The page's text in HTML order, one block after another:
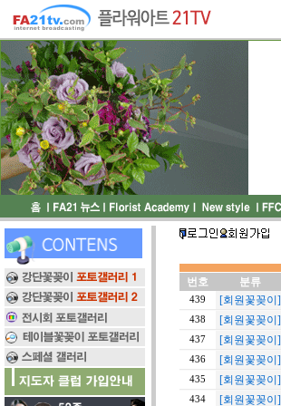
번호 분류
439 [회원꽃꽂이]
438 [회원꽃꽂이]
437 [회원꽃꽂이]
436 [회원꽃꽂이]
435 [회원꽃꽂이]
434 [회원꽃꽂이]